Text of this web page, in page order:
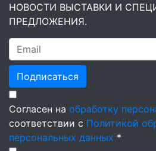
НОВОСТИ ВЫСТАВКИ И
ПРЕДЛОЖЕНИЯ.
Подписаться
Согласен на обработку
соответствии с Политикой
персональных данных *